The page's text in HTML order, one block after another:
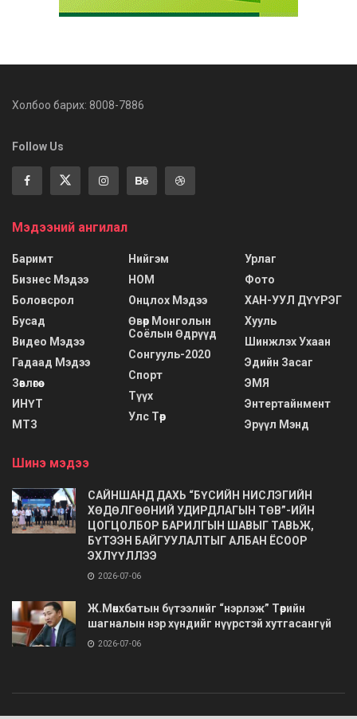
Холбоо барих: 8008-7886
Follow Us
Мэдээний ангилал
Баримт
Бизнес Мэдээ
Боловсрол
Бусад
Видео Мэдээ
Гадаад Мэдээ
Зөвлөгөө
ИНҮТ
МТЗ
Нийгэм
НОМ
Онцлох Мэдээ
Өвөр Монголын
Соёлын Өдрүүд
Сонгууль-2020
Спорт
Түүх
Улс Төр
Урлаг
Фото
ХАН-УУЛ ДҮҮРЭГ
Хууль
Шинжлэх Ухаан
Эдийн Засаг
ЭМЯ
Энтертайнмент
Эрүүл Мэнд
Шинэ мэдээ
САЙНШАНД ДАХЬ “БҮСИЙН НИСЛЭГИЙН
ХӨДӨЛГӨӨНИЙ УДИРДЛАГЫН ТӨВ”-ИЙН
ЦОГЦОЛБОР БАРИЛГЫН ШАВЫГ ТАВЬЖ,
БҮТЭЭН БАЙГУУЛАЛТЫГ АЛБАН ЁСООР
ЭХЛҮҮЛЛЭЭ
2026-07-06
Ж.Мөнхбатын бүтээлийг “нэрлэж” Төрийн
шагналын нэр хүндийг нүүрстэй хутгасангүй
2026-07-06